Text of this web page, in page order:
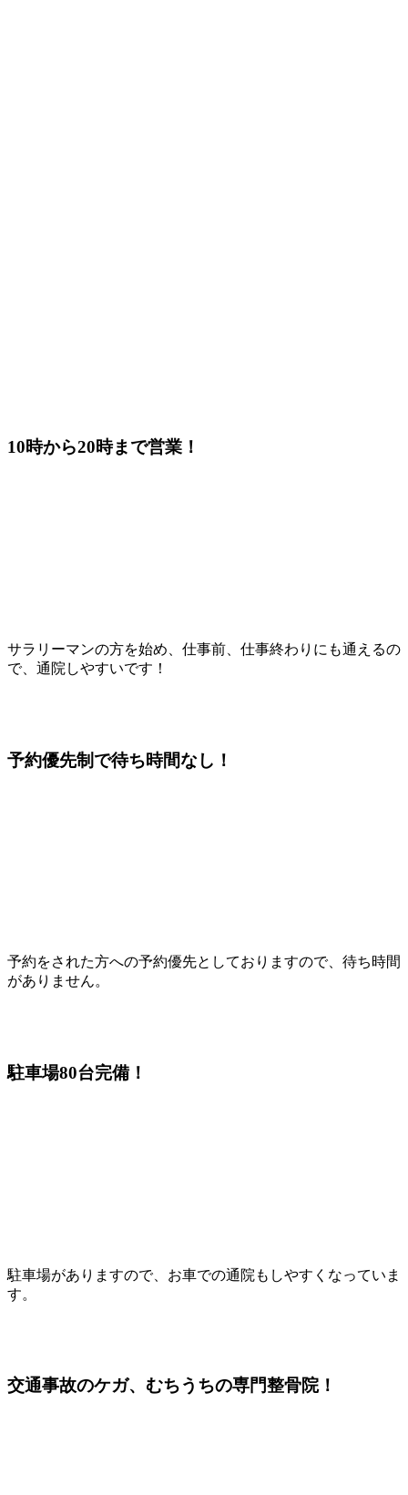
10時から20時まで営業！
サラリーマンの方を始め、仕事前、仕事終わりにも通えるの
で、通院しやすいです！
予約優先制で待ち時間なし！
予約をされた方への予約優先としておりますので、待ち時間
がありません。
駐車場80台完備！
駐車場がありますので、お車での通院もしやすくなっていま
す。
交通事故のケガ、むちうちの専門整骨院！